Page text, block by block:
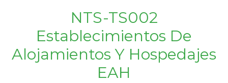
NTS-TS002
Establecimientos De
Alojamientos Y Hospedajes
EAH